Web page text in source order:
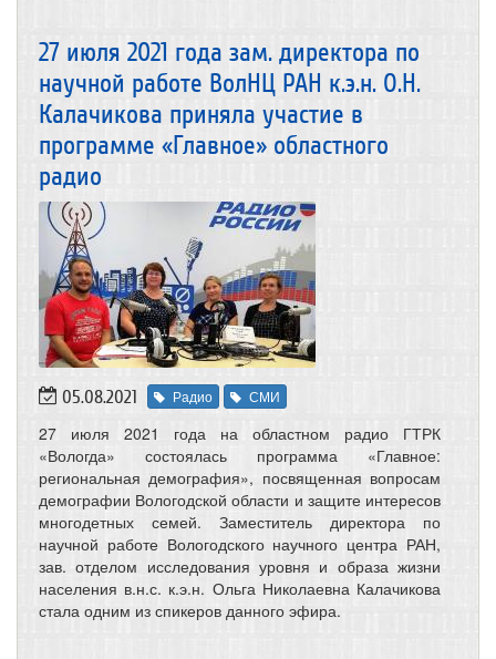
27 июля 2021 года зам. директора по
научной работе ВолНЦ РАН к.э.н. О.Н.
Калачикова приняла участие в
программе «Главное» областного
радио
05.08.2021 Радио СМИ
27 июля 2021 года на областном радио ГТРК
«Вологда» состоялась программа «Главное:
региональная демография», посвященная вопросам
демографии Вологодской области и защите интересов
многодетных семей. Заместитель директора по
научной работе Вологодского научного центра РАН,
зав. отделом исследования уровня и образа жизни
населения в.н.с. к.э.н. Ольга Николаевна Калачикова
стала одним из спикеров данного эфира.